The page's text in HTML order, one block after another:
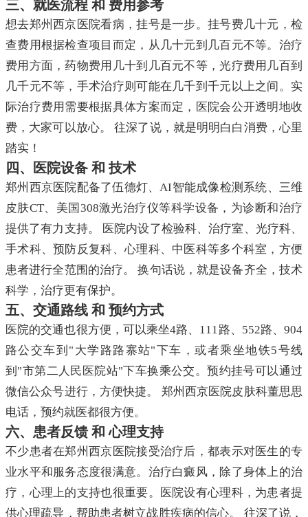
三、就医流程 和 费用参考
想去郑州西京医院看病，挂号是一步。挂号费几十元，检
查费用根据检查项目而定，从几十元到几百元不等。治疗
费用方面，药物费用几十到几百元不等，光疗费用几百到
几千元不等，手术治疗则可能在几千到千元以上之间。实
际治疗费用需要根据具体方案而定，医院会公开透明地收
费，大家可以放心。 往深了说，就是明明白白消费，心里
踏实！
四、医院设备 和 技术
郑州西京医院配备了伍德灯、AI智能成像检测系统、三维
皮肤CT、美国308激光治疗仪等科学设备，为诊断和治疗
提供了有力支持。 医院内设了检验科、治疗室、光疗科、
手术科、预防反复科、心理科、中医科等多个科室，方便
患者进行全范围的治疗。 换句话说，就是设备齐全，技术
科学，治疗更有保护。
五、交通路线 和 预约方式
医院的交通也很方便，可以乘坐4路、111路、552路、904
路公交车到"大学路路寨站"下车，或者乘坐地铁5号线
到"市第二人民医院站"下车换乘公交。预约挂号可以通过
微信公众号进行，方便快捷。 郑州西京医院皮肤科董思思
电话，预约就医都很方便。
六、患者反馈 和 心理支持
不少患者在郑州西京医院接受治疗后，都表示对医生的专
业水平和服务态度很满意。治疗白癜风，除了身体上的治
疗，心理上的支持也很重要。医院设有心理科，为患者提
供心理疏导，帮助患者树立战胜疾病的信心。 往深了说，